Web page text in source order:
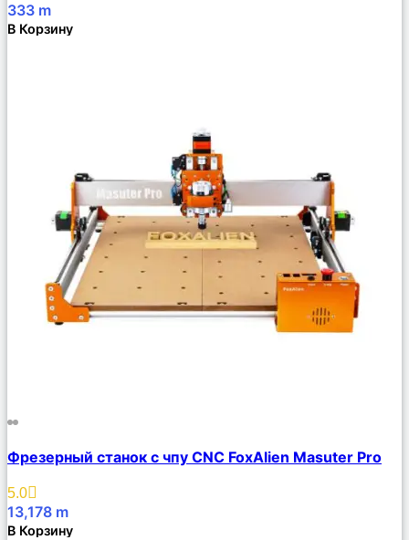
333 m
В Корзину
Описание
Избранное
Фрезерный станок с чпу CNC FoxAlien Masuter Pro
5.0
13,178 m
В Корзину